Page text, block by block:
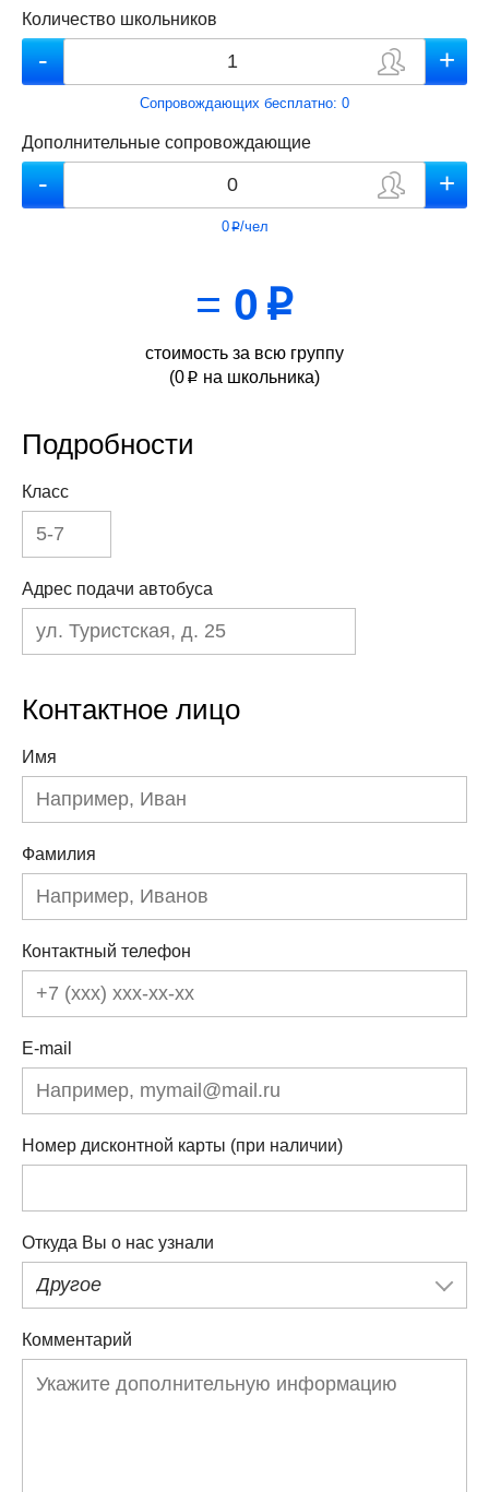
Количество школьников
Сопровождающих бесплатно: 0
Дополнительные сопровождающие
0p/чел
= 0 p
стоимость за всю группу
(0 p на школьника)
Подробности
Класс
Адрес подачи автобуса
Контактное лицо
Имя
Фамилия
Контактный телефон
E-mail
Номер дисконтной карты (при наличии)
Откуда Вы о нас узнали
Другое
Комментарий